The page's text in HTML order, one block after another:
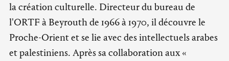
la création culturelle. Directeur du bureau de
l'ORTF à Beyrouth de 1966 à 1970, il découvre le
Proche-Orient et se lie avec des intellectuels arabes
et palestiniens. Après sa collaboration aux «